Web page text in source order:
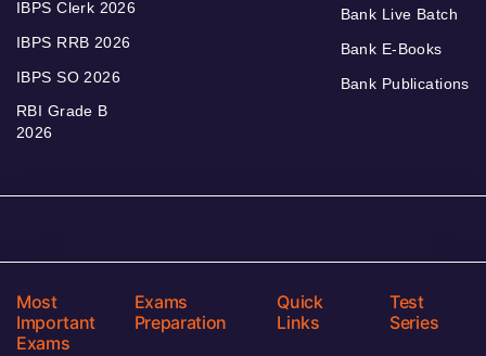
IBPS Clerk 2026
IBPS RRB 2026
IBPS SO 2026
RBI Grade B
2026
Bank Live Batch
Bank E-Books
Bank Publications
Most
Important
Exams
Exams
Preparation
Quick
Links
Test
Series